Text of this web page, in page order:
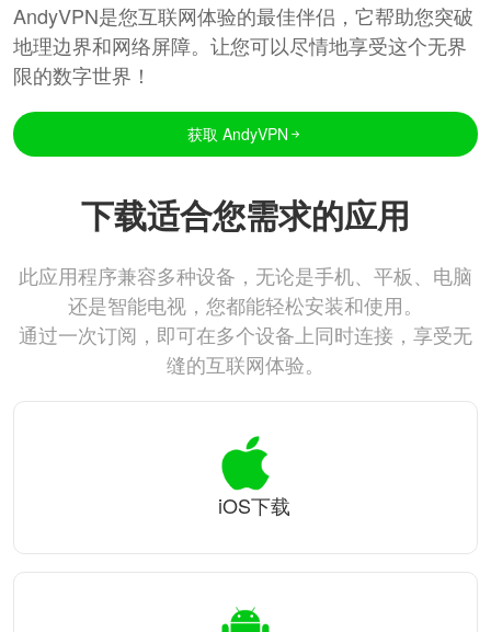
AndyVPN是您互联网体验的最佳伴侣，它帮助您突破
地理边界和网络屏障。让您可以尽情地享受这个无界
限的数字世界！
获取 AndyVPN
下载适合您需求的应用
此应用程序兼容多种设备，无论是手机、平板、电脑
还是智能电视，您都能轻松安装和使用。
通过一次订阅，即可在多个设备上同时连接，享受无
缝的互联网体验。
iOS下载